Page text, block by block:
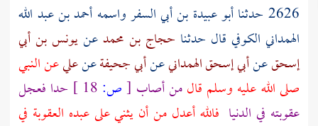
2626 حدثنا
أبو عبيدة بن أبي السفر واسمه أحمد بن عبد الله
الهمداني الكوفي قال حدثنا حجاج بن محمدعنيونس بن أبي
إسحقعنأبي إسحق الهمدانيعنأبي جحيفةعنعليعن النبي
صلى الله عليه وسلم قالمن أصاب [ص:
حدا فعجل
عقوبته في الدنيا فالله أعدل من أن يثني على عبده العقوبة في